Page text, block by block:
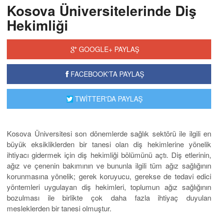
Kosova Üniversitelerinde Diş
Hekimliği
GOOGLE+ PAYLAŞ
FACEBOOK'TA PAYLAŞ
TWİTTER'DA PAYLAŞ
Kosova Üniversitesi son dönemlerde sağlık sektörü ile ilgili en
büyük eksikliklerden bir tanesi olan diş hekimlerine yönelik
ihtiyacı gidermek için diş hekimliği bölümünü açtı. Diş etlerinin,
ağız ve çenenin bakımının ve bununla ilgili tüm ağız sağlığının
korunmasına yönelik; gerek koruyucu, gerekse de tedavi edici
yöntemleri uygulayan diş hekimleri, toplumun ağız sağlığının
bozulması ile birlikte çok daha fazla ihtiyaç duyulan
mesleklerden bir tanesi olmuştur.